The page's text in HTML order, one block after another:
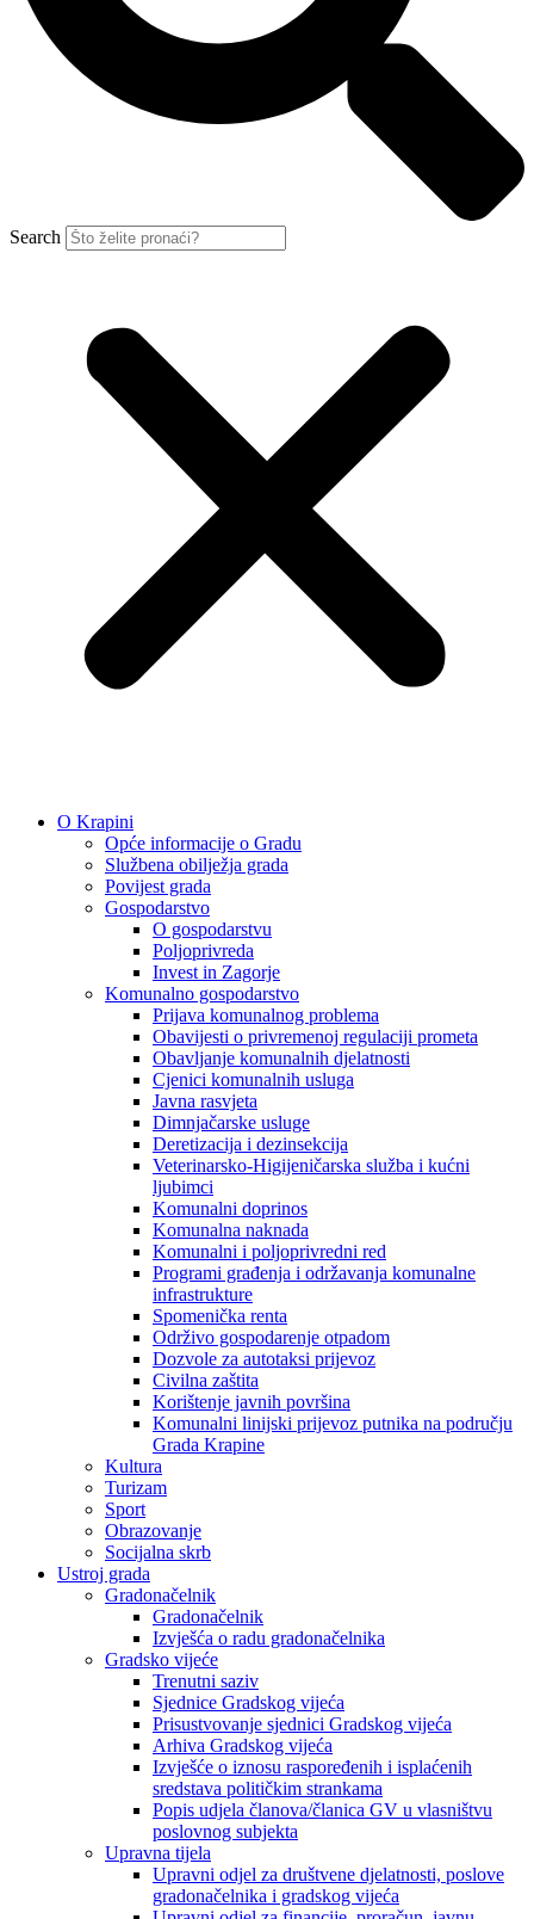
Search
O Krapini
Opće informacije o Gradu
Službena obilježja grada
Povijest grada
Gospodarstvo
O gospodarstvu
Poljoprivreda
Invest in Zagorje
Komunalno gospodarstvo
Prijava komunalnog problema
Obavijesti o privremenoj regulaciji prometa
Obavljanje komunalnih djelatnosti
Cjenici komunalnih usluga
Javna rasvjeta
Dimnjačarske usluge
Deretizacija i dezinsekcija
Veterinarsko-Higijeničarska služba i kućni
ljubimci
Komunalni doprinos
Komunalna naknada
Komunalni i poljoprivredni red
Programi građenja i održavanja komunalne
infrastrukture
Spomenička renta
Održivo gospodarenje otpadom
Dozvole za autotaksi prijevoz
Civilna zaštita
Korištenje javnih površina
Komunalni linijski prijevoz putnika na području
Grada Krapine
Kultura
Turizam
Sport
Obrazovanje
Socijalna skrb
Ustroj grada
Gradonačelnik
Gradonačelnik
Izvješća o radu gradonačelnika
Gradsko vijeće
Trenutni saziv
Sjednice Gradskog vijeća
Prisustvovanje sjednici Gradskog vijeća
Arhiva Gradskog vijeća
Izvješće o iznosu raspoređenih i isplaćenih
sredstava političkim strankama
Popis udjela članova/članica GV u vlasništvu
poslovnog subjekta
Upravna tijela
Upravni odjel za društvene djelatnosti, poslove
gradonačelnika i gradskog vijeća